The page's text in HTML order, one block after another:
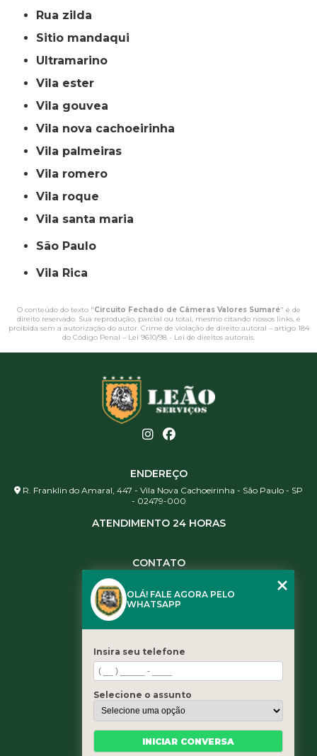
rua zilda
sitio mandaqui
ultramarino
vila ester
vila gouvea
vila nova cachoeirinha
vila palmeiras
vila romero
vila roque
vila santa maria
São Paulo
Vila Rica
O conteúdo do texto "Circuito Fechado de Câmeras Valores Sumaré" é de
direito reservado. Sua reprodução, parcial ou total, mesmo citando nossos links, é
proibida sem a autorização do autor. Crime de violação de direito autoral – artigo 184
do Código Penal – Lei 9610/98 - Lei de direitos autorais.
ENDEREÇO
R. Franklin do Amaral, 447 - Vila Nova Cachoeirinha - São Paulo - SP
- 02479-000
ATENDIMENTO 24 HORAS
CONTATO
(11) 3461-5871
contato@leaoservicos.com.br
Home
Quem somos
Serviços
Blog
OLÁ! FALE AGORA PELO
WHATSAPP
Insira seu telefone
Selecione o assunto
INICIAR CONVERSA